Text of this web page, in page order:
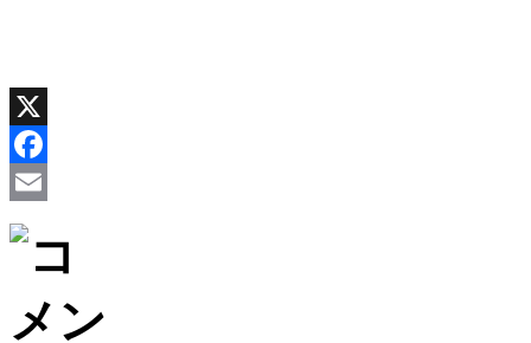
X
Facebook
Email